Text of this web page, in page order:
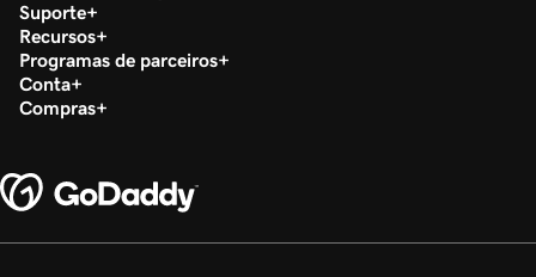
Suporte
Recursos
Programas de parceiros
Conta
Compras